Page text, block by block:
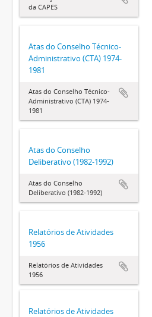
da CAPES
Atas do Conselho Técnico-
Administrativo (CTA) 1974-
1981
Atas do Conselho Técnico-
Administrativo (CTA) 1974-
1981
Atas do Conselho
Deliberativo (1982-1992)
Atas do Conselho
Deliberativo (1982-1992)
Relatórios de Atividades
1956
Relatórios de Atividades
1956
Relatórios de Atividades